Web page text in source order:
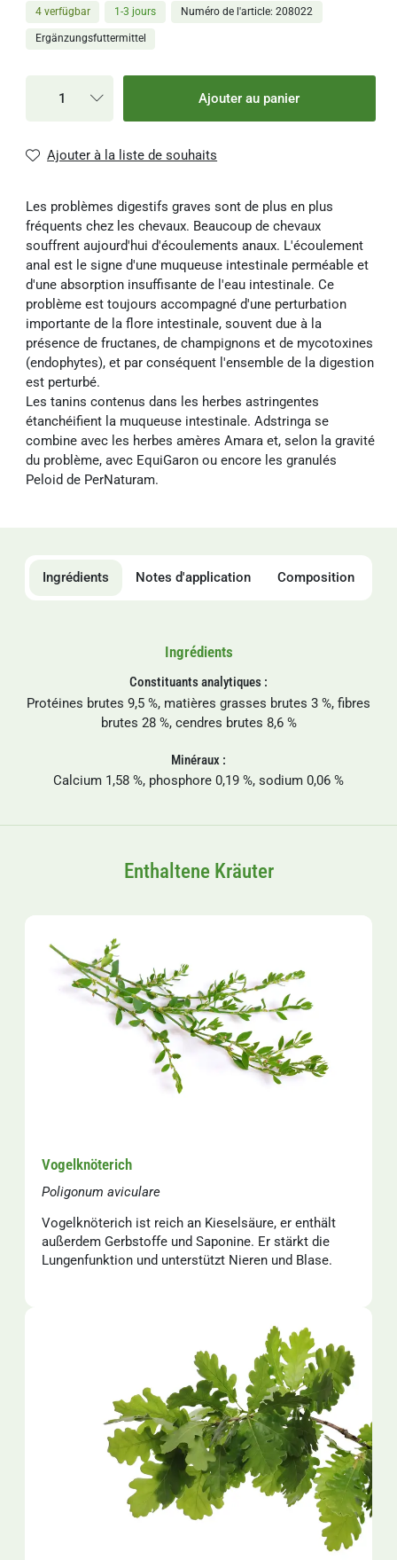
1-3 jours Numéro de l'article 208022
4 verfügbar
Ergänzungsfuttermittel
Ajouter au panier
Ajouter à la liste de souhaits
Les problèmes digestifs graves sont de plus en plus
fréquents chez les chevaux. Beaucoup de chevaux
souffrent aujourd'hui d'écoulements anaux. L'écoulement
anal est le signe d'une muqueuse intestinale perméable et
d'une absorption insuffisante de l'eau intestinale. Ce
problème est toujours accompagné d'une perturbation
importante de la flore intestinale, souvent due à la
présence de fructanes, de champignons et de mycotoxines
(endophytes), et par conséquent l'ensemble de la digestion
est perturbé.
Les tanins contenus dans les herbes astringentes
étanchéifient la muqueuse intestinale. Adstringa se
combine avec les herbes amères Amara et, selon la gravité
du problème, avec EquiGaron ou encore les granulés
Peloid de PerNaturam.
Ingrédients Notes d'application Composition
Ingrédients
Constituants analytiques :
Protéines brutes 9,5 %, matières grasses brutes 3 %, fibres
brutes 28 %, cendres brutes 8,6 %
Minéraux :
Calcium 1,58 %, phosphore 0,19 %, sodium 0,06 %
Enthaltene Kräuter
Vogelknöterich
Poligonum aviculare
Vogelknöterich ist reich an Kieselsäure, er enthält
außerdem Gerbstoffe und Saponine. Er stärkt die
Lungenfunktion und unterstützt Nieren und Blase.